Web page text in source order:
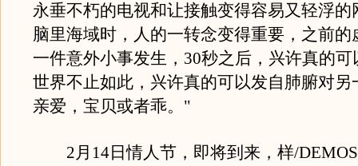
永垂不朽的电视和让接触变得容易又轻浮的
脑里海域时，人的一转念变得重要，之前的
一件意外小事发生，30秒之后，兴许真的
世界不止如此，兴许真的可以发自肺腑对另
亲爱，宝贝或者乖。"
2月14日情人节，即将到来，样/